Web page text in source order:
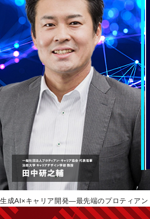
生成AI×キャリア開発―最先端のプロティアン